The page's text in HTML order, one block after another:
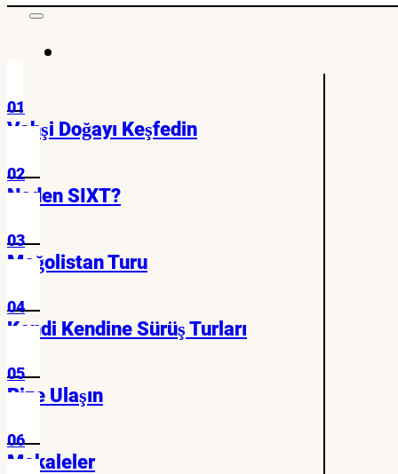
01
Vahşi Doğayı Keşfedin
02
Neden SIXT?
03
Moğolistan Turu
04
Kendi Kendine Sürüş Turları
05
Bize Ulaşın
06
Makaleler